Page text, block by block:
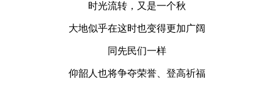
时光流转，又是一个秋
大地似乎在这时也变得更加广阔
同先民们一样
仰韶人也将争夺荣誉、登高祈福